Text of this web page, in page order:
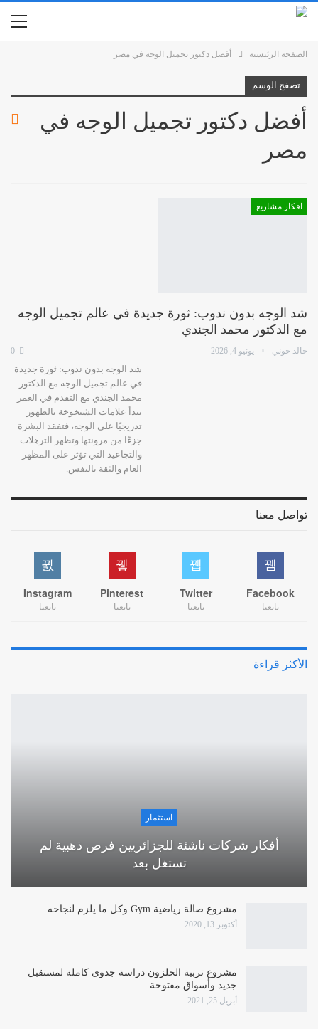
الصفحة الرئيسية أفضل دكتور تجميل الوجه في مصر
تصفح الوسم
أفضل دكتور تجميل الوجه في
مصر
افكار مشاريع
شد الوجه بدون ندوب: ثورة جديدة في عالم تجميل الوجه
مع الدكتور محمد الجندي
خالد خوني يونيو 4, 2026
شد الوجه بدون ندوب: ثورة جديدة
في عالم تجميل الوجه مع الدكتور
محمد الجندي مع التقدم في العمر
تبدأ علامات الشيخوخة بالظهور
تدريجيًا على الوجه، فتفقد البشرة
جزءًا من مرونتها وتظهر الترهلات
والتجاعيد التي تؤثر على المظهر
العام والثقة بالنفس.
تواصل معنا
Facebook
تابعنا
Twitter
تابعنا
Pinterest
تابعنا
Instagram
تابعنا
الأكثر قراءة
استثمار
أفكار شركات ناشئة للجزائريين فرص ذهبية لم
تستغل بعد
مشروع صالة رياضية Gym وكل ما يلزم لنجاحه
أكتوبر 13, 2020
مشروع تربية الحلزون دراسة جدوى كاملة لمستقبل
جديد وأسواق مفتوحة
أبريل 25, 2021